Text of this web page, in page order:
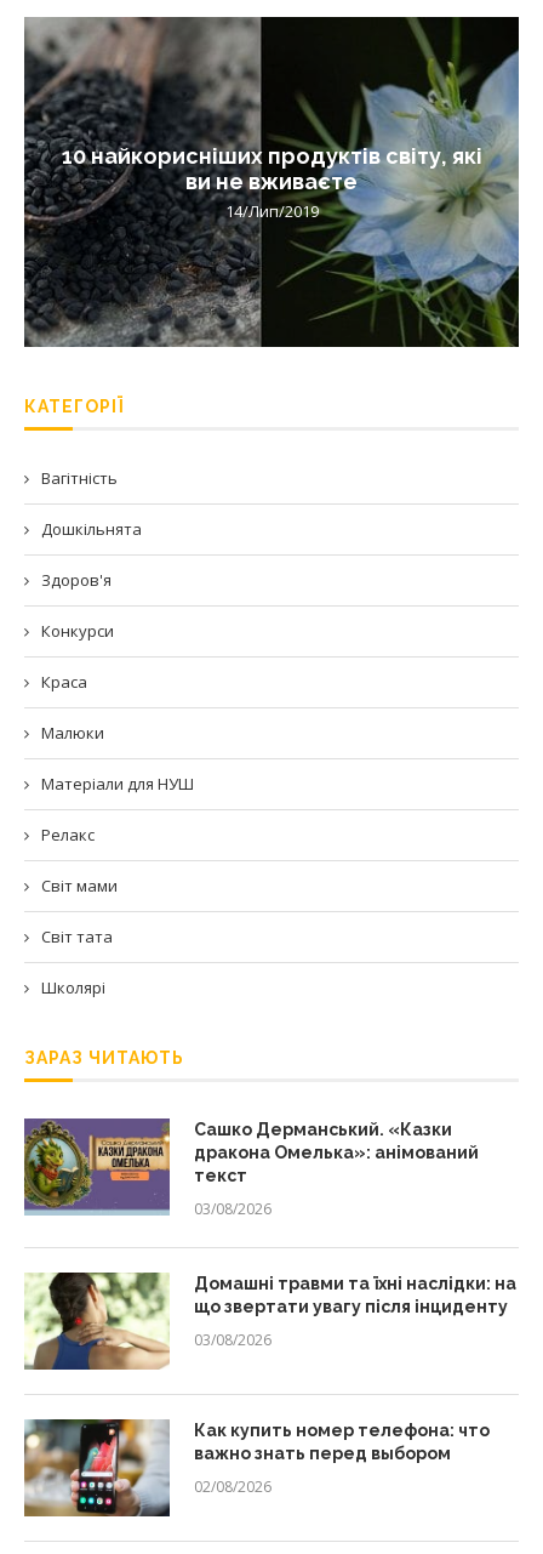
10 найкорисніших продуктів світу, які
ви не вживаєте
14/Лип/2019
КАТЕГОРІЇ
Вагітність
Дошкільнята
Здоров'я
Конкурси
Краса
Малюки
Матеріали для НУШ
Релакс
Світ мами
Світ тата
Школярі
ЗАРАЗ ЧИТАЮТЬ
Сашко Дерманський. «Казки
дракона Омелька»: анімований
текст
03/08/2026
Домашні травми та їхні наслідки: на
що звертати увагу після інциденту
03/08/2026
Как купить номер телефона: что
важно знать перед выбором
02/08/2026